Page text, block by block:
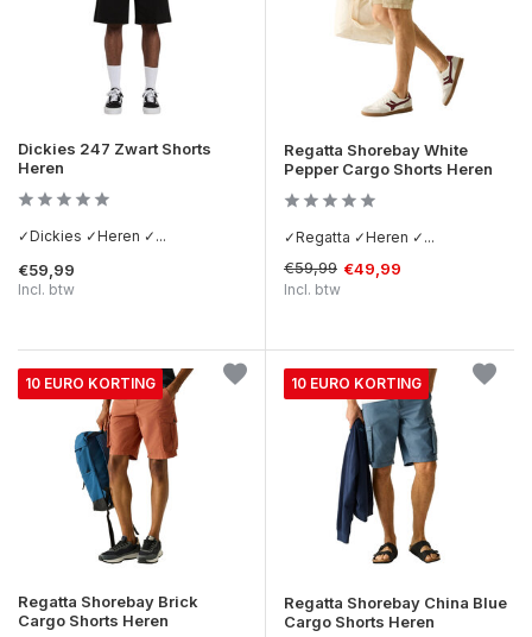
Dickies 247 Zwart Shorts
Heren
✓Dickies ✓Heren ✓...
€59,99
Incl. btw
Regatta Shorebay White
Pepper Cargo Shorts Heren
✓Regatta ✓Heren ✓...
€59,99 €49,99
Incl. btw
10 EURO KORTING
Regatta Shorebay Brick
Cargo Shorts Heren
10 EURO KORTING
Regatta Shorebay China Blue
Cargo Shorts Heren